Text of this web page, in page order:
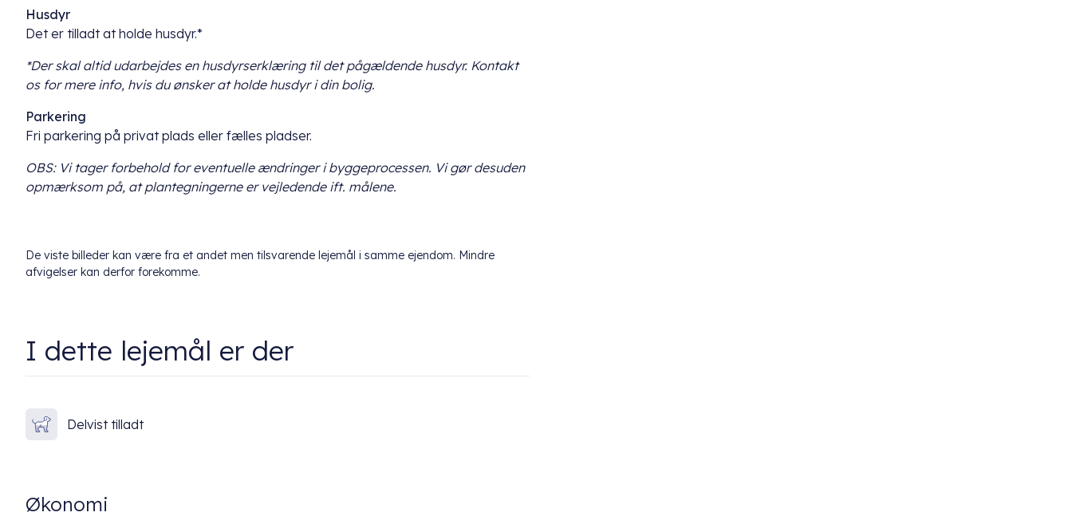
Husdyr
Det er tilladt at holde husdyr.*
*Der skal altid udarbejdes en husdyrserklæring til det pågældende husdyr. Kontakt
os for mere info, hvis du ønsker at holde husdyr i din bolig.
Parkering
Fri parkering på privat plads eller fælles pladser.
OBS: Vi tager forbehold for eventuelle ændringer i byggeprocessen. Vi gør desuden
opmærksom på, at plantegningerne er vejledende ift. målene.
De viste billeder kan være fra et andet men tilsvarende lejemål i samme ejendom. Mindre
afvigelser kan derfor forekomme.
I dette lejemål er der
Delvist tilladt
Økonomi